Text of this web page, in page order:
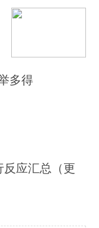
多得
反应汇总（更